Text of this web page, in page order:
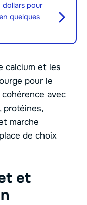
dollars pour
quelques
calcium et les
pour le
cohérence avec
protéines,
marche
de choix
et